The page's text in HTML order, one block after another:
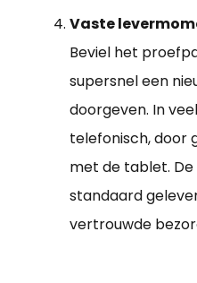
Vaste
Beviel het
supersnel een
doorgeven. In
telefonisch, door
met de tablet.
standaard
vertrouwde